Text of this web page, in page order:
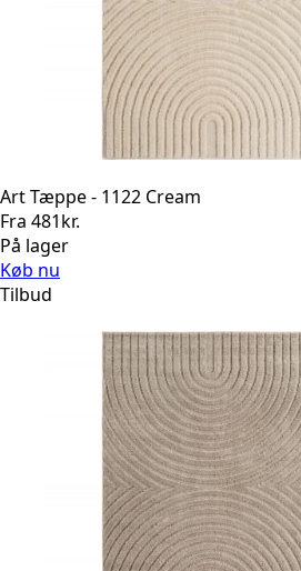
Art Tæppe - 1122 Cream
Fra 481kr.
På lager
Køb nu
Tilbud